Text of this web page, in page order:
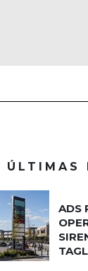
ÚLTIMAS
ADS